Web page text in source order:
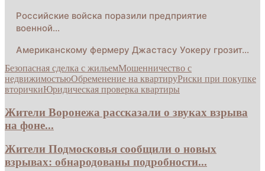
Российские войска поразили предприятие
военной…
Американскому фермеру Джастасу Уокеру грозит…
Безопасная сделка с жильемМошенничество с
недвижимостьюОбременение на квартируРиски при покупке
вторичкиЮридическая проверка квартиры
Жители Воронежа рассказали о звуках взрыва
на фоне...
Жители Подмосковья сообщили о новых
взрывах: обнародованы подробности...